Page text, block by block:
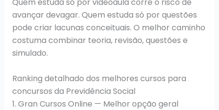
Quem estuda só por videoaula corre o risco de
avançar devagar. Quem estuda só por questões
pode criar lacunas conceituais. O melhor caminho
costuma combinar teoria, revisão, questões e
simulado.
Ranking detalhado dos melhores cursos para
concursos da Previdência Social
1. Gran Cursos Online — Melhor opção geral